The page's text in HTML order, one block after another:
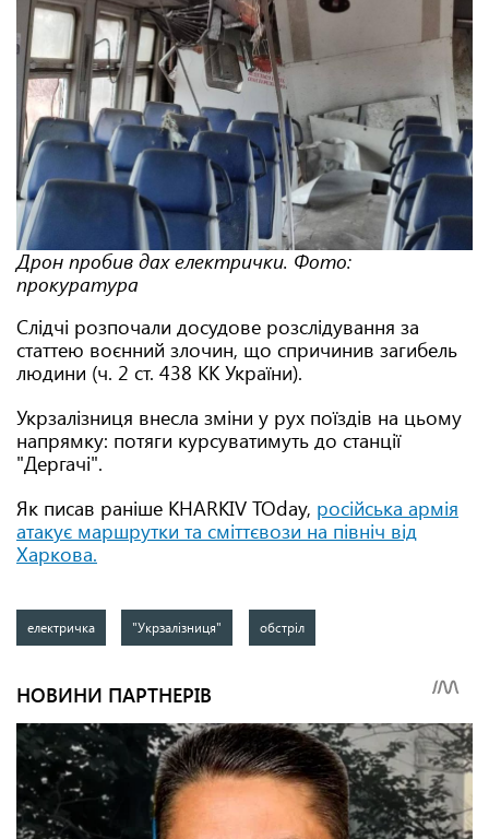
Дрон пробив дах електрички. Фото:
прокуратура
Слідчі розпочали досудове розслідування за
статтею воєнний злочин, що спричинив загибель
людини (ч. 2 ст. 438 КК України).
Укрзалізниця внесла зміни у рух поїздів на цьому
напрямку: потяги курсуватимуть до станції
"Дергачі".
Як писав раніше KHARKIV TOday, російська армія
атакує маршрутки та сміттєвози на північ від
Харкова.
електричка "Укрзалізниця" обстріл